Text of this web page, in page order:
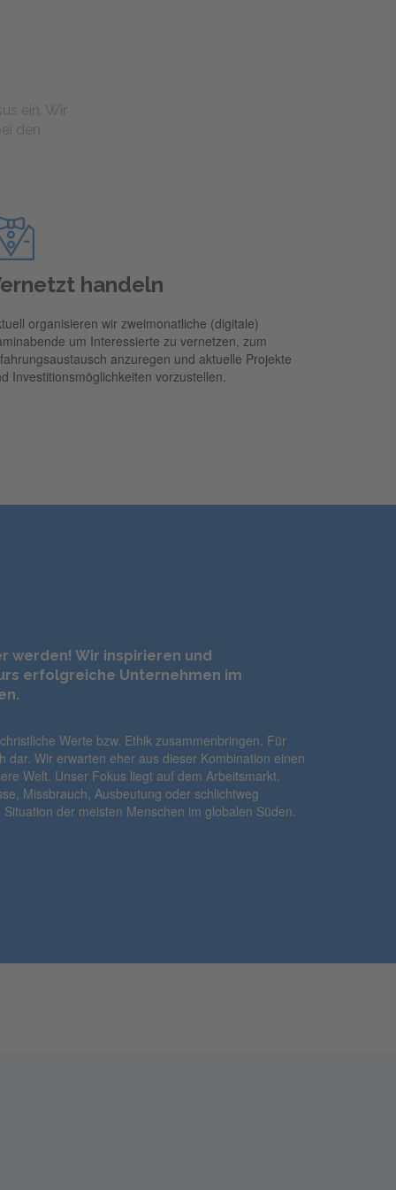
ein. Wir
den
handeln
organisieren wir zweimonatliche (digitale)
um Interessierte zu vernetzen, zum
anzuregen und aktuelle Projekte
Investitionsmöglichkeiten vorzustellen.
werden! Wir inspirieren und
erfolgreiche Unternehmen im
Werte bzw. Ethik zusammenbringen. Für
dar. Wir erwarten eher aus dieser Kombination einen
Welt. Unser Fokus liegt auf dem Arbeitsmarkt.
Missbrauch, Ausbeutung oder schlichtweg
der meisten Menschen im globalen Süden.